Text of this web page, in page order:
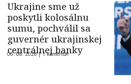
Ukrajine sme už
poskytli kolosálnu
sumu, pochválil sa
guvernér ukrajinskej
centrálnej banky
06. 08. 2026 |1 komentár